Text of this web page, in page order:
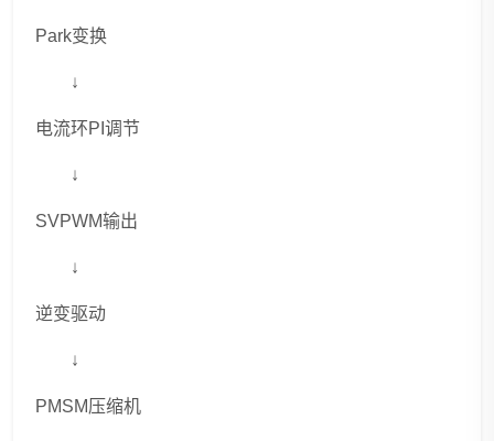
Park变换
↓
电流环PI调节
↓
SVPWM输出
↓
逆变驱动
↓
PMSM压缩机